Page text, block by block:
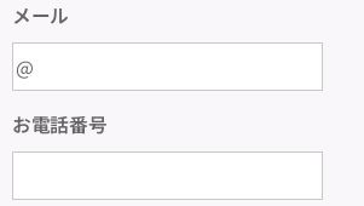
メール
お電話番号